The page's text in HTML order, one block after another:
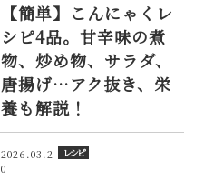
【簡単】こんにゃくレ
シピ4品。甘辛味の煮
物、炒め物、サラダ、
唐揚げ…アク抜き、栄
養も解説！
2026.03.2
0
レシピ